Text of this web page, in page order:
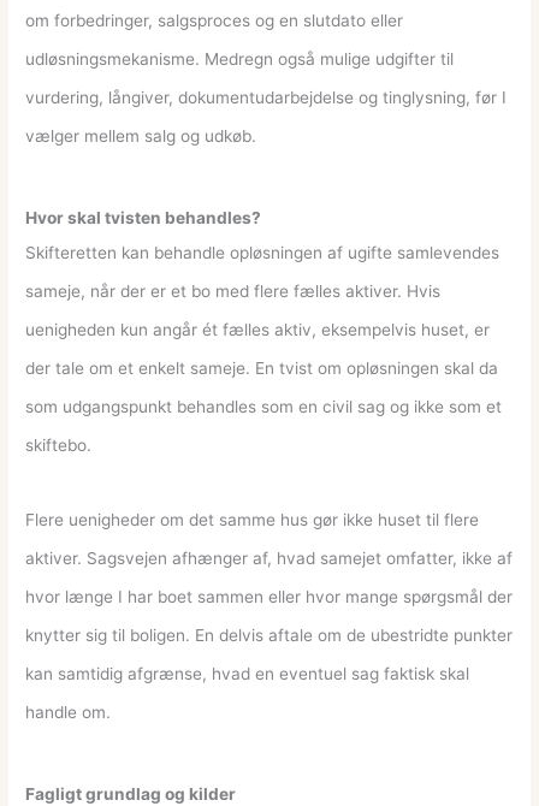
om forbedringer, salgsproces og en slutdato eller
udløsningsmekanisme. Medregn også mulige udgifter til
vurdering, långiver, dokumentudarbejdelse og tinglysning, før I
vælger mellem salg og udkøb.
Hvor skal tvisten behandles?
Skifteretten kan behandle opløsningen af ugifte samlevendes
sameje, når der er et bo med flere fælles aktiver. Hvis
uenigheden kun angår ét fælles aktiv, eksempelvis huset, er
der tale om et enkelt sameje. En tvist om opløsningen skal da
som udgangspunkt behandles som en civil sag og ikke som et
skiftebo.
Flere uenigheder om det samme hus gør ikke huset til flere
aktiver. Sagsvejen afhænger af, hvad samejet omfatter, ikke af
hvor længe I har boet sammen eller hvor mange spørgsmål der
knytter sig til boligen. En delvis aftale om de ubestridte punkter
kan samtidig afgrænse, hvad en eventuel sag faktisk skal
handle om.
Fagligt grundlag og kilder